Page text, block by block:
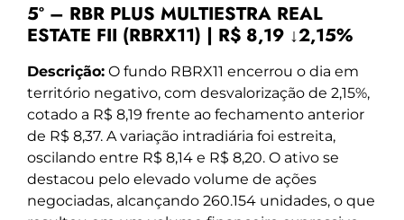
5º – RBR PLUS MULTIESTRA REAL
ESTATE FII (RBRX11) | R$ 8,19 ↓2,15%
Descrição: O fundo RBRX11 encerrou o dia em
território negativo, com desvalorização de 2,15%,
cotado a R$ 8,19 frente ao fechamento anterior
de R$ 8,37. A variação intradiária foi estreita,
oscilando entre R$ 8,14 e R$ 8,20. O ativo se
destacou pelo elevado volume de ações
negociadas, alcançando 260.154 unidades, o que